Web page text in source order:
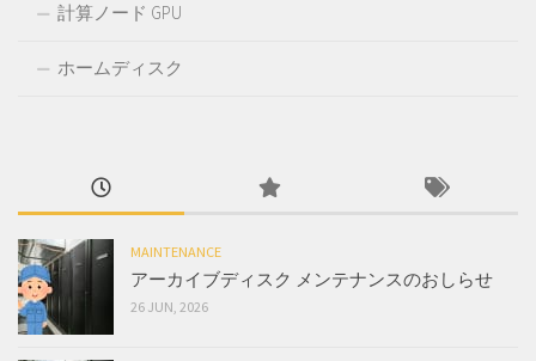
計算ノード GPU
ホームディスク
MAINTENANCE
アーカイブディスク メンテナンスのおしらせ
26 JUN, 2026